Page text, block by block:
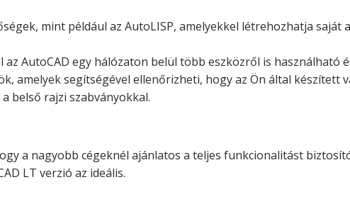
mint például az AutoLISP, amelyekkel létrehozhatja saját
az AutoCAD egy hálózaton belül több eszközről is használható
amelyek segítségével ellenőrizheti, hogy az Ön által készített
belső rajzi szabványokkal.
a nagyobb cégeknél ajánlatos a teljes funkcionalitást
LT verzió az ideális.